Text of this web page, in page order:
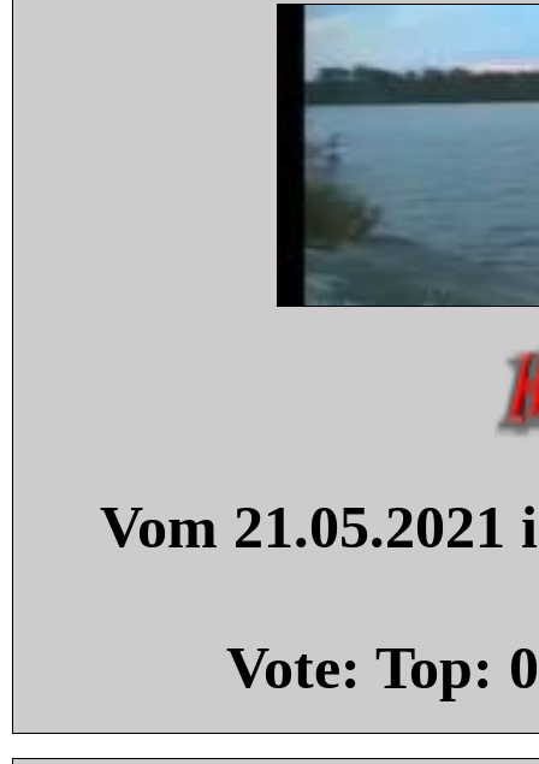
Vom 21.05.2021
Vote: Top: 0